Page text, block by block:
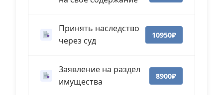
Принять наследство
через суд
10950₽
Заявление на раздел
имущества
8900₽